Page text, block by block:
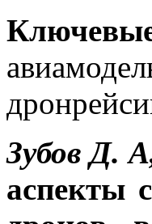
Зубов Д.
аспекты